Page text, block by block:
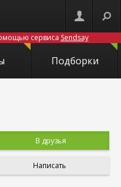
сервиса Sendsay
Подборки
В друзья
Написать